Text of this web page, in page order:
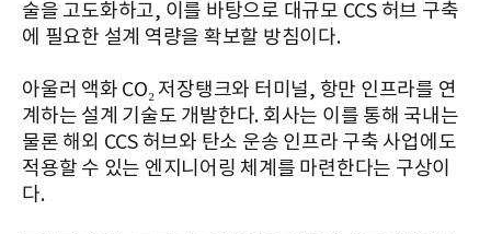
술을 고도화하고, 이를 바탕으로 대규모 CCS 허브 구축
에 필요한 설계 역량을 확보할 방침이다.
아울러 액화 CO₂ 저장탱크와 터미널, 항만 인프라를 연
계하는 설계 기술도 개발한다. 회사는 이를 통해 국내는
물론 해외 CCS 허브와 탄소 운송 인프라 구축 사업에도
적용할 수 있는 엔지니어링 체계를 마련한다는 구상이
다.